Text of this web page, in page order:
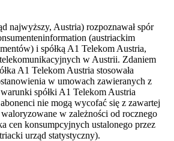
najwyższy, Austria) rozpoznawał spór
(austriackim
i spółką A1 Telekom Austria,
telekomunikacyjnych w Austrii. Zdaniem
A1 Telekom Austria stosowała
w umowach zawieranych z
spółki A1 Telekom Austria
nie mogą wycofać się z zawartej
w zależności od rocznego
cen konsumpcyjnych ustalonego przez
urząd statystyczny).